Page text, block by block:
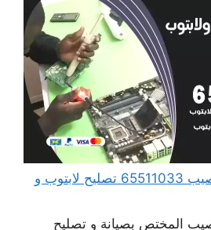
مهندس كمبيوتر النويصيب 65511033 تصليح لابتوب و
المختص بصيانة و تصليح